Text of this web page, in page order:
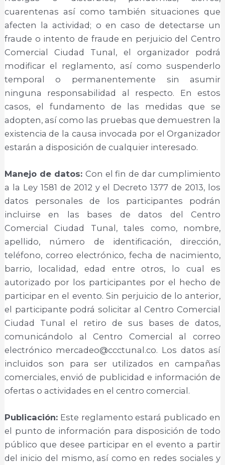
cuarentenas así como también situaciones que
afecten la actividad; o en caso de detectarse un
fraude o intento de fraude en perjuicio del Centro
Comercial Ciudad Tunal, el organizador podrá
modificar el reglamento, así como suspenderlo
temporal o permanentemente sin asumir
ninguna responsabilidad al respecto. En estos
casos, el fundamento de las medidas que se
adopten, así como las pruebas que demuestren la
existencia de la causa invocada por el Organizador
estarán a disposición de cualquier interesado.
Manejo de datos: Con el fin de dar cumplimiento
a la Ley 1581 de 2012 y el Decreto 1377 de 2013, los
datos personales de los participantes podrán
incluirse en las bases de datos del Centro
Comercial Ciudad Tunal, tales como, nombre,
apellido, número de identificación, dirección,
teléfono, correo electrónico, fecha de nacimiento,
barrio, localidad, edad entre otros, lo cual es
autorizado por los participantes por el hecho de
participar en el evento. Sin perjuicio de lo anterior,
el participante podrá solicitar al Centro Comercial
Ciudad Tunal el retiro de sus bases de datos,
comunicándolo al Centro Comercial al correo
electrónico mercadeo@ccctunal.co. Los datos así
incluidos son para ser utilizados en campañas
comerciales, envió de publicidad e información de
ofertas o actividades en el centro comercial.
Publicación:Este reglamento estará publicado en
el punto de información para disposición de todo
público que desee participar en el evento a partir
del inicio del mismo, así como en redes sociales y